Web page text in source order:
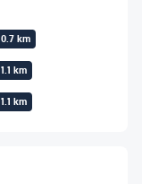
0.7 km
1.1 km
1.1 km